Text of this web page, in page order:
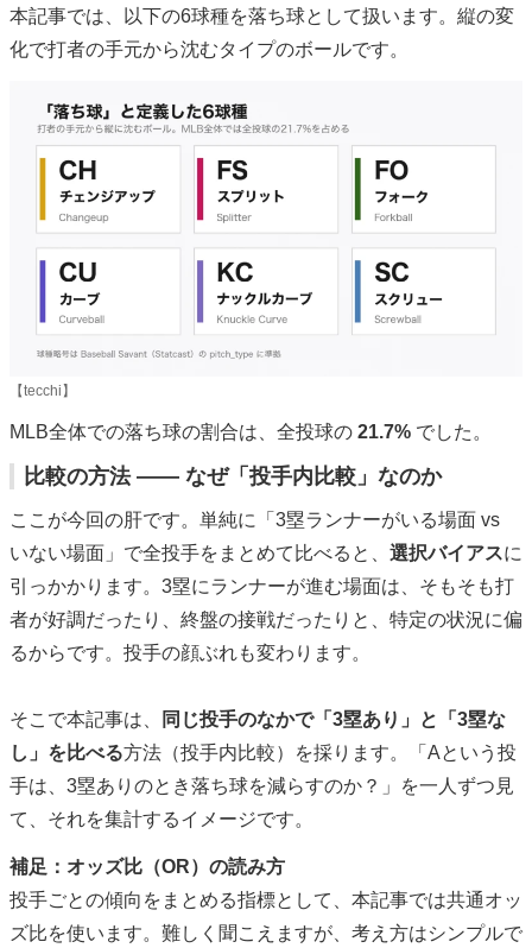
本記事では、以下の6球種を落ち球として扱います。縦の変
化で打者の手元から沈むタイプのボールです。
【tecchi】
MLB全体での落ち球の割合は、全投球の 21.7% でした。
比較の方法 ―― なぜ「投手内比較」なのか
ここが今回の肝です。単純に「3塁ランナーがいる場面 vs
いない場面」で全投手をまとめて比べると、 選択バイアスに
引っかかります。3塁にランナーが進む場面は、そもそも打
者が好調だったり、終盤の接戦だったりと、特定の状況に偏
るからです。投手の顔ぶれも変わります。
そこで本記事は、
同じ投手のなかで「3塁あり」と「3塁な
し」を比べる方法（投手内比較）を採ります。「Aという投
手は、3塁ありのとき落ち球を減らすのか？」を一人ずつ見
て、それを集計するイメージです。
補足：オッズ比（OR）の読み方
投手ごとの傾向をまとめる指標として、本記事では共通オッ
ズ比を使います。難しく聞こえますが、考え方はシンプルで